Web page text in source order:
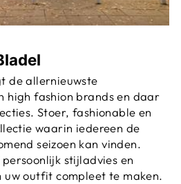
de allernieuwste
high fashion brands en daar
Stoer, fashionable en
waarin iedereen de
seizoen kan vinden.
stijladvies en
uw outfit compleet te maken.